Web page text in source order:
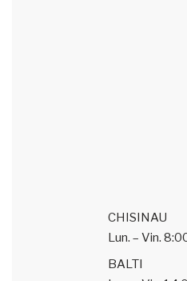
CHISINAU
Lun. – Vin.
BALTI